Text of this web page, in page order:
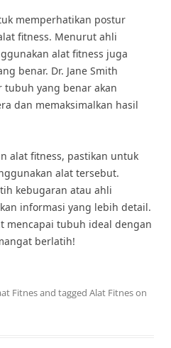
memperhatikan postur
fitness. Menurut ahli
alat fitness juga
benar. Dr. Jane Smith
tubuh yang benar akan
dan memaksimalkan hasil
alat fitness, pastikan untuk
alat tersebut.
kebugaran atau ahli
informasi yang lebih detail.
mencapai tubuh ideal dengan
berlatih!
Fitnesand tagged Alat Fitneson